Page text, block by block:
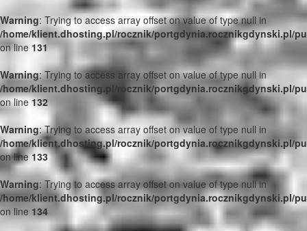
Warning: Trying to access array offset on value of type null in
/home/klient.dhosting.pl/rocznik/portgdynia.rocznikgdynski.pl/
on line 131
Warning: Trying to access array offset on value of type null in
/home/klient.dhosting.pl/rocznik/portgdynia.rocznikgdynski.pl/
on line132
Warning: Trying to access array offset on value of type null in
/home/klient.dhosting.pl/rocznik/portgdynia.rocznikgdynski.pl/
on line133
Warning: Trying to access array offset on value of type null in
/home/klient.dhosting.pl/rocznik/portgdynia.rocznikgdynski.pl/
on line 134